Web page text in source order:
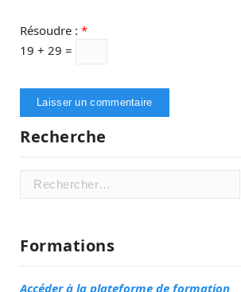
Résoudre : *
19 + 29 =
Recherche
Rechercher :
Formations
Accéder à la plateforme de formation